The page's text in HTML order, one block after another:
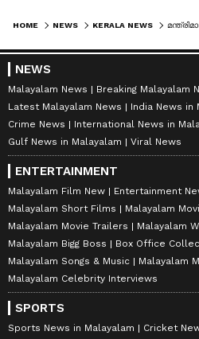
HOME NEWS KERALA NEWS
NEWS
Malayalam News
Breaking Malayalam
Latest Malayalam News
India News in
Crime News
International News in
Gulf News in Malayalam
Viral News
ENTERTAINMENT
Malayalam Film New
Entertainment
Malayalam Short Films
Malayalam
Malayalam Movie Trailers
Malayalam
Malayalam Bigg Boss
Box Office
Malayalam Songs & Music
Malayalam
Malayalam Celebrity Interviews
SPORTS
Sports News in Malayalam
Cricket